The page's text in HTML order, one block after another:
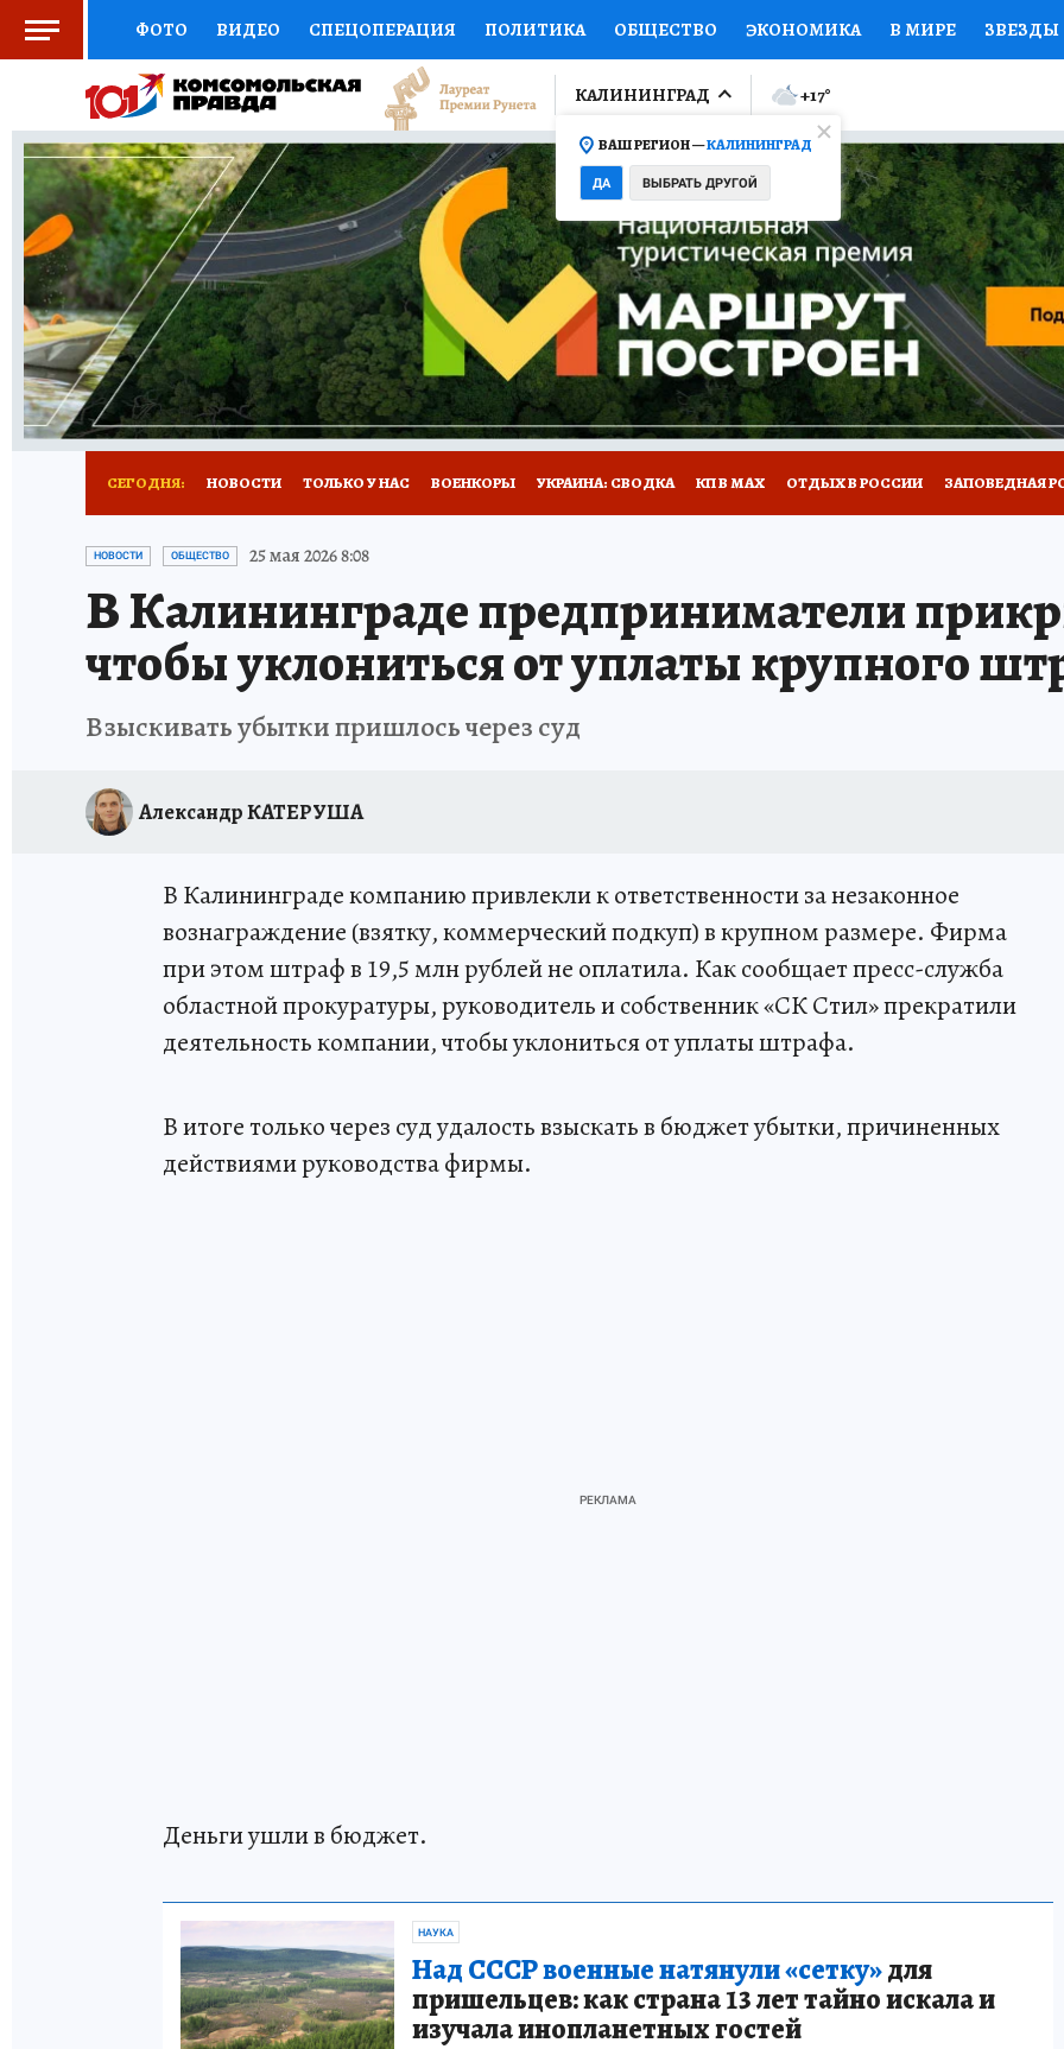
ФОТО ВИДЕО СПЕЦОПЕРАЦИЯ ПОЛИТИКА ОБЩЕСТВО ЭКОНОМИКА В МИРЕ ЗВЕЗДЫ
СОЦПОДДЕРЖКА НАУКА СПОРТ КОЛУМНИСТЫ ПРОИСШЕСТВИЯ НАЦИОНАЛЬНЫЕ
ВЫБОР ЭКСПЕРТОВ ДОКТОР ФИНАНСЫ ОТКРЫВАЕМ МИР Я ЗНАЮ СЕМЬЯ ЖЕНСКИЕ
КНИЖНАЯ ПОЛКА ПРОГНОЗЫ НА СПОРТ ПРОМОКОДЫ СЕРИАЛЫ СПЕЦПРОЕКТЫ
ПРЕСС-ЦЕНТР НЕДВИЖИМОСТЬ ТЕЛЕВИЗОР КОЛЛЕКЦИИ КОНКУРСЫ РАБОТА У НАС
РАДИО КП РЕКЛАМА ТЕСТЫ НОВОЕ НА САЙТЕ
КАЛИНИНГРАД
ВАШ РЕГИОН —КАЛИНИНГРАД
ДА ВЫБРАТЬ ДРУГОЙ
+17°
СЕГОДНЯ: НОВОСТИ ТОЛЬКО У НАС ВОЕНКОРЫ УКРАИНА: СВОДКА КП В МАХ ОТДЫХ В РОССИИ ЗАПОВЕДНАЯ
ИСПЫТАНО НА СЕБЕ
НОВОСТИ ОБЩЕСТВО 25 мая 2026 8:08
В Калининграде предприниматели
чтобы уклониться от уплаты крупного
Взыскивать убытки пришлось через суд
Александр КАТЕРУША
В Калининграде компанию привлекли к ответственности за незаконное
вознаграждение (взятку, коммерческий подкуп) в крупном размере. Фирма
при этом штраф в 19,5 млн рублей не оплатила. Как сообщает пресс-служба
областной прокуратуры, руководитель и собственник «СК Стил» прекратили
деятельность компании, чтобы уклониться от уплаты штрафа.
В итоге только через суд удалость взыскать в бюджет убытки, причиненных
действиями руководства фирмы.
Деньги ушли в бюджет.
НАУКА
Над СССР военные натянули «сетку»для
пришельцев: как страна 13 лет тайно искала и
изучала инопланетных гостей